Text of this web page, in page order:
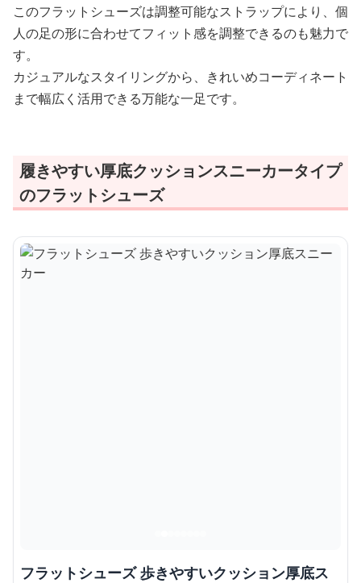
このフラットシューズは調整可能なストラップにより、個
人の足の形に合わせてフィット感を調整できるのも魅力で
す。
カジュアルなスタイリングから、きれいめコーディネート
まで幅広く活用できる万能な一足です。
履きやすい厚底クッションスニーカータイプ
のフラットシューズ
フラットシューズ 歩きやすいクッション厚底ス